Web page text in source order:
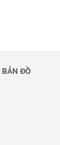
BẢN ĐỒ